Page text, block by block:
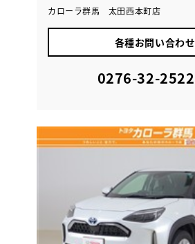
カローラ群馬 太田西本町店
各種お問い合わせ
0276-32-2522